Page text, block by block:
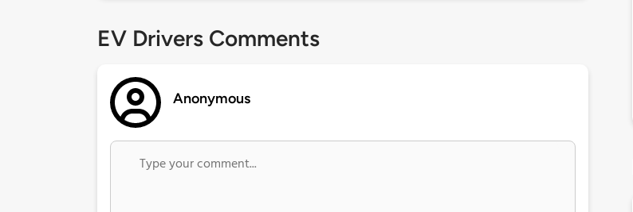
EV Drivers Comments
Anonymous